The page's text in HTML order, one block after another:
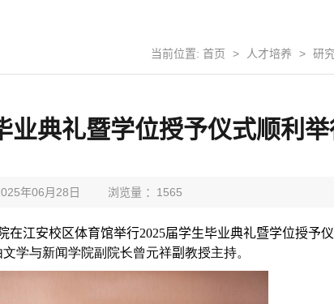
当前位置: 首页 > 人才培养 > 研
业典礼暨学位授予仪式顺利
年06月28日 浏览量 ： 1565
在江安校区体育馆举行2025届学生毕业典礼暨学位授予
文学与新闻学院副院长曾元祥副 教授主持。